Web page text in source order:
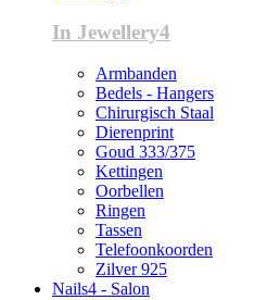
In Jewellery4
Armbanden
Bedels - Hangers
Chirurgisch Staal
Dierenprint
Goud 333/375
Kettingen
Oorbellen
Ringen
Tassen
Telefoonkoorden
Zilver 925
Nails4 - Salon